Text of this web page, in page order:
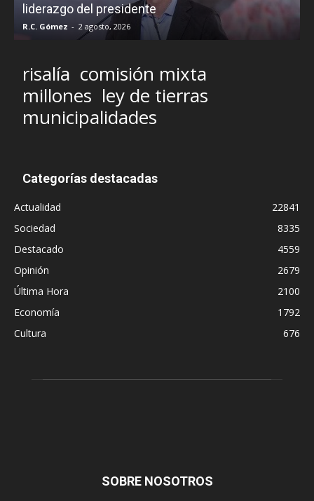
liderazgo del presidente
R.C. Gómez - 2 agosto, 2026
risalía comisión mixta
millones ley de tierras
municipalidades
Categorías destacadas
Actualidad
22841
Sociedad
8335
Destacado
4559
Opinión
2679
Última Hora
2100
Economía
1792
Cultura
676
SOBRE NOSOTROS